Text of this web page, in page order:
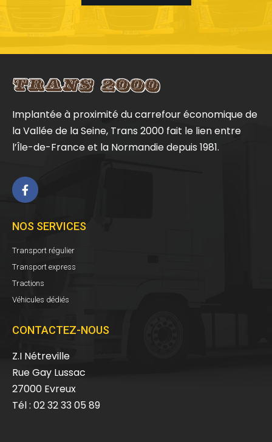
Implantée à proximité du carrefour économique de
la Vallée de la Seine, Trans 2000 fait le lien entre
l’Île-de-France et la Normandie depuis 1981.
NOS SERVICES
Transport régulier
Transport express
Tractions
Véhicules dédiés
CONTACTEZ-NOUS
Z.I Nétreville
Rue Gay Lussac
27000 Evreux
Tél : 02 32 33 05 89